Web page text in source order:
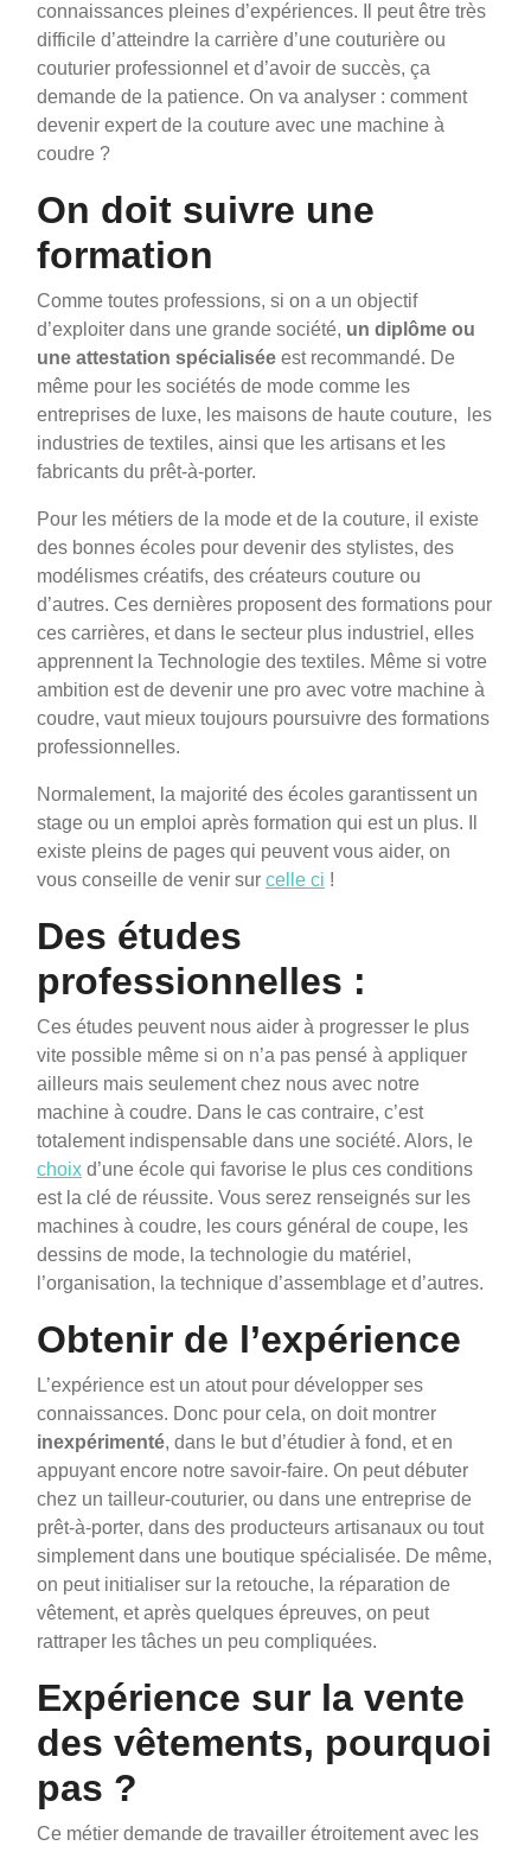
connaissances pleines d’expériences. Il peut être très
difficile d’atteindre la carrière d’une couturière ou
couturier professionnel et d’avoir de succès, ça
demande de la patience. On va analyser : comment
devenir expert de la couture avec une machine à
coudre ?
On doit suivre une
formation
Comme toutes professions, si on a un objectif
d’exploiter dans une grande société, un diplôme ou
une attestation spécialisée est recommandé. De
même pour les sociétés de mode comme les
entreprises de luxe, les maisons de haute couture, les
industries de textiles, ainsi que les artisans et les
fabricants du prêt-à-porter.
Pour les métiers de la mode et de la couture, il existe
des bonnes écoles pour devenir des stylistes, des
modélismes créatifs, des créateurs couture ou
d’autres. Ces dernières proposent des formations pour
ces carrières, et dans le secteur plus industriel, elles
apprennent la Technologie des textiles. Même si votre
ambition est de devenir une pro avec votre machine à
coudre, vaut mieux toujours poursuivre des formations
professionnelles.
Normalement, la majorité des écoles garantissent un
stage ou un emploi après formation qui est un plus. Il
existe pleins de pages qui peuvent vous aider, on
vous conseille de venir sur celle ci !
Des études
professionnelles :
Ces études peuvent nous aider à progresser le plus
vite possible même si on n’a pas pensé à appliquer
ailleurs mais seulement chez nous avec notre
machine à coudre. Dans le cas contraire, c’est
totalement indispensable dans une société. Alors, le
choix d’une école qui favorise le plus ces conditions
est la clé de réussite. Vous serez renseignés sur les
machines à coudre, les cours général de coupe, les
dessins de mode, la technologie du matériel,
l’organisation, la technique d’assemblage et d’autres.
Obtenir de l’expérience
L’expérience est un atout pour développer ses
connaissances. Donc pour cela, on doit montrer
inexpérimenté, dans le but d’étudier à fond, et en
appuyant encore notre savoir-faire. On peut débuter
chez un tailleur-couturier, ou dans une entreprise de
prêt-à-porter, dans des producteurs artisanaux ou tout
simplement dans une boutique spécialisée. De même,
on peut initialiser sur la retouche, la réparation de
vêtement, et après quelques épreuves, on peut
rattraper les tâches un peu compliquées.
Expérience sur la vente
des vêtements, pourquoi
pas ?
Ce métier demande de travailler étroitement avec les